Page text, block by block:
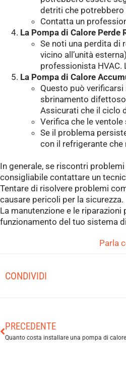
detriti che
Contatta un
La Pompa di Calore Perde
Se noti una perdita di
vicino all’unità
professionista HVAC.
La Pompa di Calore
Questo può
sbrinamento
Assicurati che il ciclo
Verifica che le
Se il problema
con il refrigerante che
In generale, se riscontri
consigliabile contattare un
Tentare di risolvere problemi
causare pericoli per la sicurezza.
La manutenzione e le
funzionamento del tuo sistema
Parla
CONDIVIDI
PRECEDENTE
Quanto costa installare una pompa di